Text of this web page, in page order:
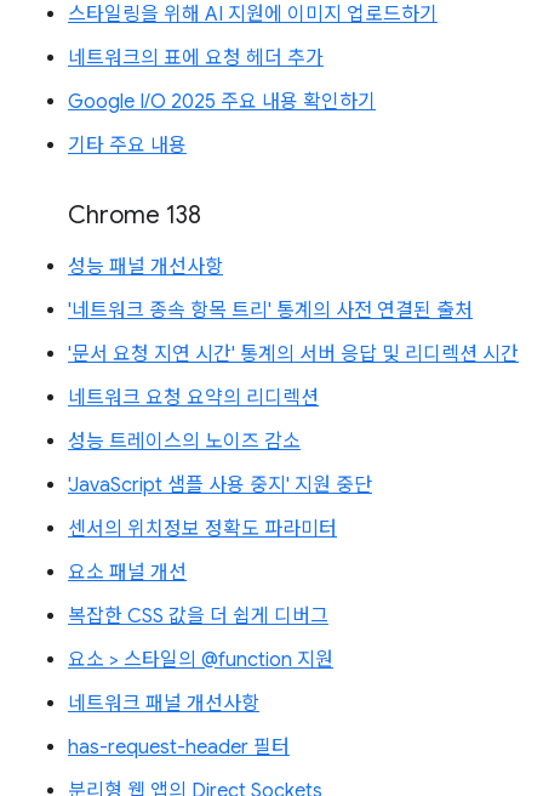
스타일링을 위해 AI 지원에 이미지 업로드하기
네트워크의 표에 요청 헤더 추가
Google I/O 2025 주요 내용 확인하기
기타 주요 내용
Chrome 138
성능 패널 개선사항
'네트워크 종속 항목 트리' 통계의 사전 연결된 출처
'문서 요청 지연 시간' 통계의 서버 응답 및 리디렉션 시간
네트워크 요청 요약의 리디렉션
성능 트레이스의 노이즈 감소
'JavaScript 샘플 사용 중지' 지원 중단
센서의 위치정보 정확도 파라미터
요소 패널 개선
복잡한 CSS 값을 더 쉽게 디버그
요소 > 스타일의 @function 지원
네트워크 패널 개선사항
has-request-header 필터
분리형 웹 앱의 Direct Sockets